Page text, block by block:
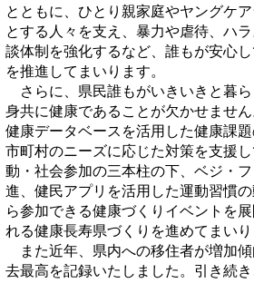
とともに、ひとり親家庭やヤングケ
とする人々を支え、暴力や虐待、ハ
談体制を強化するなど、誰もが安心
を推進してまいります。
さらに、県民誰もがいきいきと暮
身共に健康であることが欠かせませ
健康データベースを活用した健康課
市町村のニーズに応じた対策を支援
動・社会参加の三本柱の下、ベジ・
進、健民アプリを活用した運動習慣
ら参加できる健康づくりイベントを
れる健康長寿県づくりを進めてまいり
また近年、県内への移住者が増加
去最高を記録いたしました。引き続